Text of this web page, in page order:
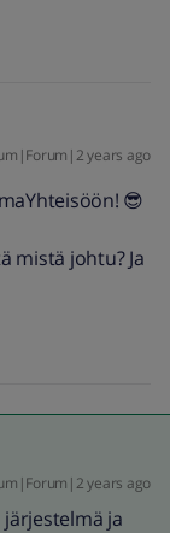
years ago
😎
mistä johtu? Ja
years ago
ja